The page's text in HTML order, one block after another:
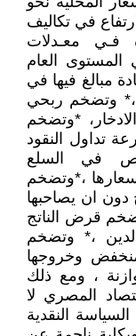
في تكاليف
فـي معـدلات
المستوى العام
مبالغ فيها في
وتضخم ربحي
*وتضخم
تداول النقود
في السلع
اسعارها ،*وتضخم
دون ان يصاحبها
قرض الناتج
،* وتضخم
منخفض وخروجها
، ومع ذلك
المصري لا
النقدية